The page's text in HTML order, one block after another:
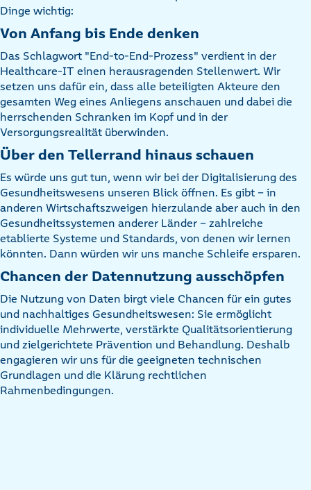
Dinge wichtig:
Von Anfang bis Ende denken
Das Schlagwort "End-to-End-Prozess" verdient in der
Healthcare-IT einen herausragenden Stellenwert. Wir
setzen uns dafür ein, dass alle beteiligten Akteure den
gesamten Weg eines Anliegens anschauen und dabei die
herrschenden Schranken im Kopf und in der
Versorgungsrealität überwinden.
Über den Tellerrand hinaus schauen
Es würde uns gut tun, wenn wir bei der Digitalisierung des
Gesundheitswesens unseren Blick öffnen. Es gibt - in
anderen Wirtschaftszweigen hierzulande aber auch in den
Gesundheitssystemen anderer Länder - zahlreiche
etablierte Systeme und Standards, von denen wir lernen
könnten. Dann würden wir uns manche Schleife ersparen.
Chancen der Datennutzung ausschöpfen
Die Nutzung von Daten birgt viele Chancen für ein gutes
und nachhaltiges Gesundheitswesen: Sie ermöglicht
individuelle Mehrwerte, verstärkte Qualitätsorientierung
und zielgerichtete Prävention und Behandlung. Deshalb
engagieren wir uns für die geeigneten technischen
Grundlagen und die Klärung rechtlichen
Rahmenbedingungen.